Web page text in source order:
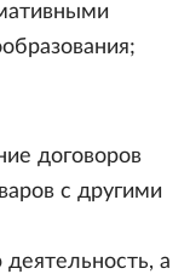
договоров
с другими
а